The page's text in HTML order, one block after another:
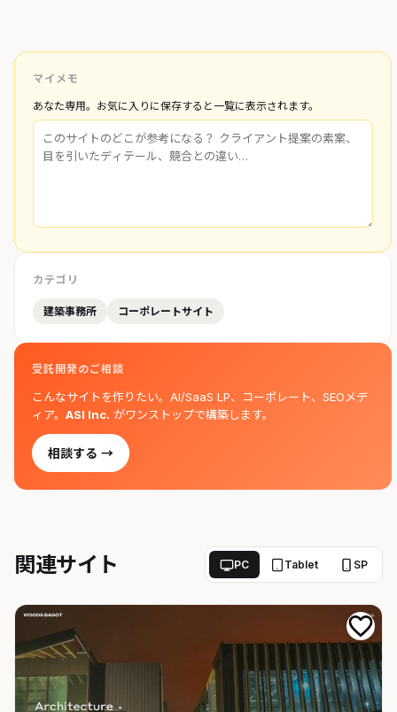
マイメモ
あなた専用。お気に入りに保存すると一覧に表示されます。
カテゴリ
建築事務所 コーポレートサイト
受託開発のご相談
こんなサイトを作りたい。AI/SaaS LP、コーポレート、SEOメデ
ィア。 ASI Inc. がワンストップで構築します。
相談する →
関連サイト PC Tablet SP